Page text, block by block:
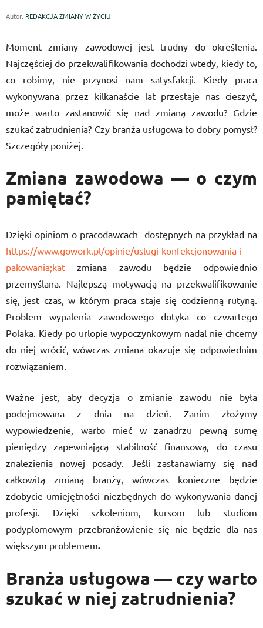
Autor: REDAKCJA ZMIANY W ŻYCIU
Moment zmiany zawodowej jest trudny do określenia.
Najczęściej do przekwalifikowania dochodzi wtedy, kiedy to,
co robimy, nie przynosi nam satysfakcji. Kiedy praca
wykonywana przez kilkanaście lat przestaje nas cieszyć,
może warto zastanowić się nad zmianą zawodu? Gdzie
szukać zatrudnienia? Czy branża usługowa to dobry pomysł?
Szczegóły poniżej.
Zmiana zawodowa — o czym
pamiętać?
Dzięki opiniom o pracodawcach dostępnych na przykład na
https://www.gowork.pl/opinie/uslugi-konfekcjonowania-i-
pakowania;kat zmiana zawodu będzie odpowiednio
przemyślana. Najlepszą motywacją na przekwalifikowanie
się, jest czas, w którym praca staje się codzienną rutyną.
Problem wypalenia zawodowego dotyka co czwartego
Polaka. Kiedy po urlopie wypoczynkowym nadal nie chcemy
do niej wrócić, wówczas zmiana okazuje się odpowiednim
rozwiązaniem.
Ważne jest, aby decyzja o zmianie zawodu nie była
podejmowana z dnia na dzień. Zanim złożymy
wypowiedzenie, warto mieć w zanadrzu pewną sumę
pieniędzy zapewniającą stabilność finansową, do czasu
znalezienia nowej posady. Jeśli zastanawiamy się nad
całkowitą zmianą branży, wówczas konieczne będzie
zdobycie umiejętności niezbędnych do wykonywania danej
profesji. Dzięki szkoleniom, kursom lub studiom
podyplomowym przebranżowienie się nie będzie dla nas
większym problemem.
Branża usługowa — czy warto
szukać w niej zatrudnienia?